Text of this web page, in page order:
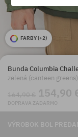
FARBY (+2)
Bunda Columbia
zelená (canteen greens)
164,90 € 154,90
DOPRAVA ZADARMO
VÝROBOK BOL